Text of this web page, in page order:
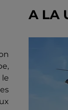
A LA